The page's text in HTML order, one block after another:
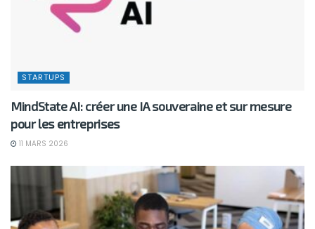
STARTUPS
MindState AI: créer une IA souveraine et sur mesure
pour les entreprises
11 MARS 2026